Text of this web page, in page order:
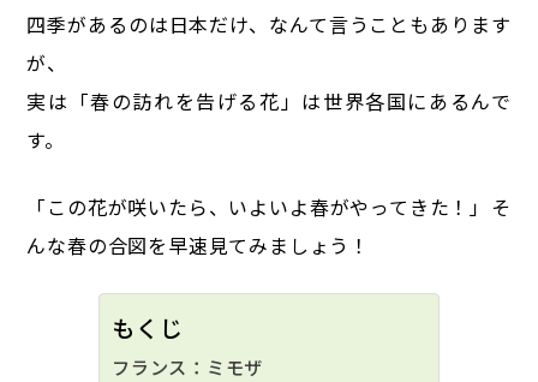
四季があるのは日本だけ、なんて言うこともあります
が、
実は「春の訪れを告げる花」は世界各国にあるんで
す。
「この花が咲いたら、いよいよ春がやってきた！」――そ
んな春の合図を早速見てみましょう！
もくじ
フランス：ミモザ